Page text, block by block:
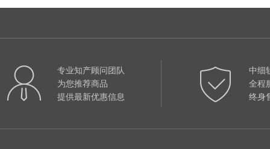
专业知产顾问团队
为您推荐商品
提供最新优惠信息
中细
全程
终身